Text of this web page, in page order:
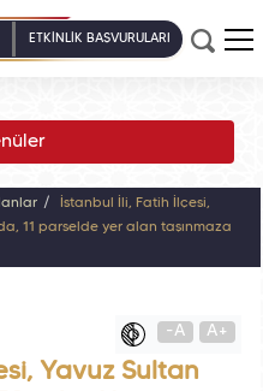
ETKİNLİK BAŞVURULARI
İlanlar
İstanbul İli, Fatih İlçesi,
11 parselde yer alan taşınmaza
-A A+
Yavuz Sultan